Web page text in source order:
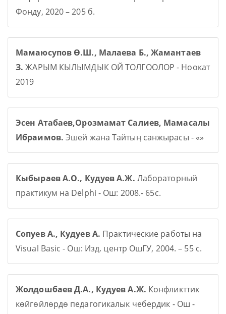
Фонду, 2020 – 205 б.
Мамаюсупов Ө.Ш., Малаева Б., Жамантаев
З. ЖАРЫМ КЫЛЫМДЫК ОЙ ТОЛГООЛОР - Ноокат
2019
Эсен Атабаев,Орозмамат Салиев, Мамасалы
Ибраимов. Эшей жана Тайтың санжырасы - «»
Кыбыраев А.О., Кудуев А.Ж. Лабораторный
практикум на Delphi - Ош: 2008.- 65с.
Сопуев А., Кудуев А. Практические работы на
Visual Basic - Ош: Изд. центр ОшГУ, 2004. – 55 с.
Жолдошбаев Д.А., Кудуев А.Ж. Конфликттик
көйгөйлөрдө педагогикалык чебердик - Ош -